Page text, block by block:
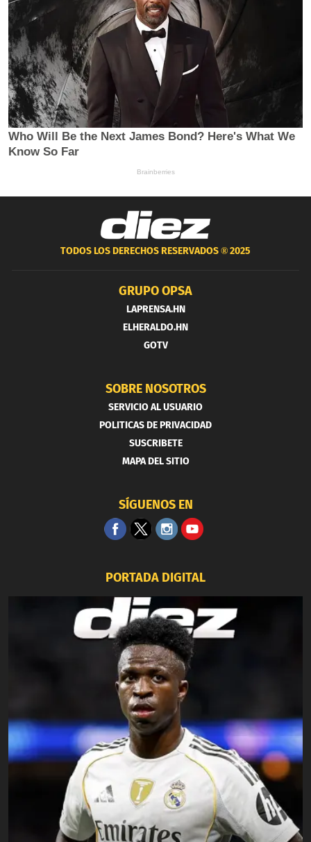
TODOS LOS DERECHOS RESERVADOS ®2025
GRUPO OPSA
LAPRENSA.HN
ELHERALDO.HN
GOTV
SOBRE NOSOTROS
SERVICIO AL USUARIO
POLITICAS DE PRIVACIDAD
SUSCRIBETE
MAPA DEL SITIO
SÍGUENOS EN
PORTADA DIGITAL